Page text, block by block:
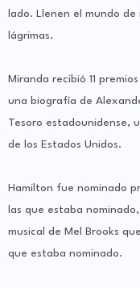
lado. Llenen el mundo
lágrimas.
Miranda recibió 11
una biografía de
Tesoro estadounidense,
de los Estados Unidos.
Hamilton fue nominado
las que estaba
musical de Mel Brooks
que estaba nominado.